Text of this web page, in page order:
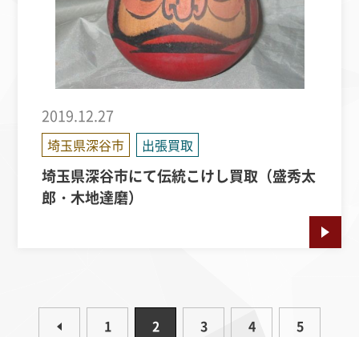
2019.12.27
埼玉県深谷市 出張買取
埼玉県深谷市にて伝統こけし買取（盛秀太
郎・木地達磨）
1 2 3 4 5